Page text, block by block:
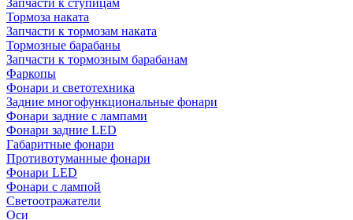
Запчасти к ступицам
Тормоза наката
Запчасти к тормозам наката
Тормозные барабаны
Запчасти к тормозным барабанам
Фаркопы
Фонари и светотехника
Задние многофункциональные фонари
Фонари задние с лампами
Фонари задние LED
Габаритные фонари
Противотуманные фонари
Фонари LED
Фонари с лампой
Светоотражатели
Оси